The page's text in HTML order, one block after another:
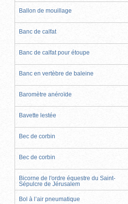
Ballon de mouillage
Banc de calfat
Banc de calfat pour étoupe
Banc en vertèbre de baleine
Baromètre anéroïde
Bavette lestée
Bec de corbin
Bec de corbin
Bicorne de l'ordre équestre du Saint-
Sépulcre de Jérusalem
Bol à l’air pneumatique